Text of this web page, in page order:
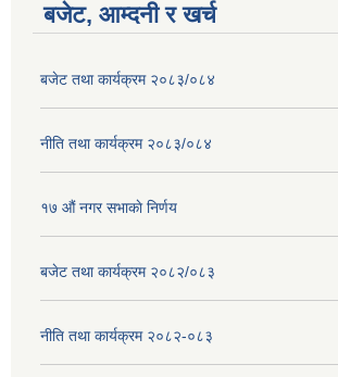
बजेट, आम्दनी र खर्च
बजेट तथा कार्यक्रम २०८३/०८४
नीति तथा कार्यक्रम २०८३/०८४
१७ ‌‍औं नगर सभाकाे निर्णय
बजेट तथा कार्यक्रम २०८२/०८३
नीति तथा कार्यक्रम २०८२-०८३